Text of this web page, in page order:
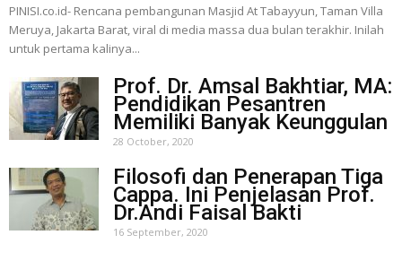
PINISI.co.id- Rencana pembangunan Masjid At Tabayyun, Taman Villa
Meruya, Jakarta Barat, viral di media massa dua bulan terakhir. Inilah
untuk pertama kalinya...
Prof. Dr. Amsal Bakhtiar, MA:
Pendidikan Pesantren
Memiliki Banyak Keunggulan
28 October, 2020
Filosofi dan Penerapan Tiga
Cappa. Ini Penjelasan Prof.
Dr.Andi Faisal Bakti
16 September, 2020